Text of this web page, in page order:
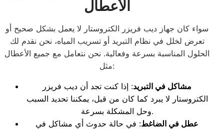
الأعطال
سواء كان جهاز ديب فريزر الكتروستار لا يعمل بشكل صحيح أو
تعرض لخلل في نظام التبريد أو تسريب المياه، نحن نقدم لك
الحلول المناسبة بسرعة وفعالية. نحن نتعامل مع جميع الأعطال
مثل:
مشاكل في التبريد: إذا كنت تجد أن ديب فريزر
الكتروستار لا يبرد كما كان من قبل، يمكننا تحديد السبب
وحل المشكلة بسرعة.
عطل في الضاغط: في حالة حدوث أي مشاكل في